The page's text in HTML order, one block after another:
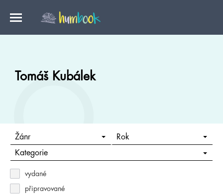
Tomáš Kubálek
Žánr Rok
Kategorie
vydané
připravované